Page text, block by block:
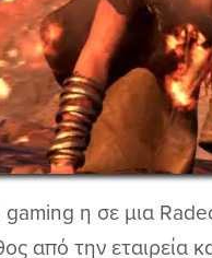
η σε μια
από την εταιρεία